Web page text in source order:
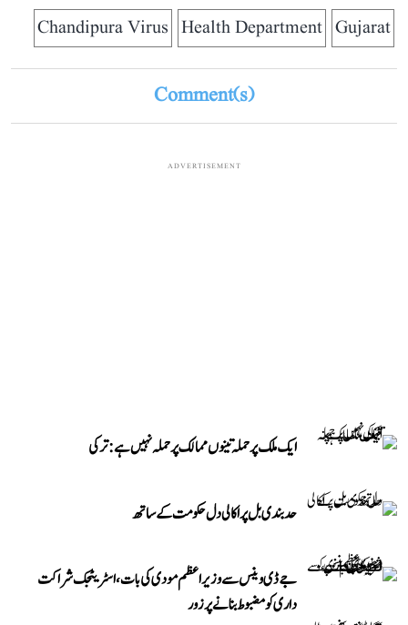
Gujarat
Health Department
Chandipura Virus
Comment(s)
ADVERTISEMENT
ایک ملک پر حملہ تینوں ممالک پر حملہ نہیں ہے: ترکی
حد بندی بل پر اکالی دل حکومت کے ساتھ
جے ڈی وینس سے وزیر اعظم مودی کی بات، اسٹریٹجک شراکت
داری کو مضبوط بنانے پر زور